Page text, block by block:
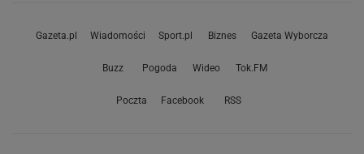
Gazeta.pl Wiadomości Sport.pl Biznes Gazeta Wyborcza
Buzz Pogoda Wideo Tok.FM
Poczta Facebook RSS